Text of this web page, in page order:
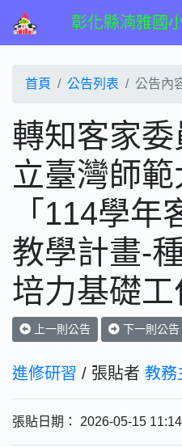
彰化縣湳雅國
首頁 公告列表 公告內
轉知客家
立臺灣師
「114學年
教學計畫-
培力基礎工
上一則公告 下一則公告
進修研習 / 張貼者 教務
張貼日期： 2026-05-15